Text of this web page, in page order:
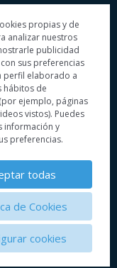
la
propias y de
analizar nuestros
publicidad
sus preferencias
perfil elaborado a
hábitos de
ejemplo, páginas
vistos). Puedes
información y
preferencias.
todas
de Cookies
cookies